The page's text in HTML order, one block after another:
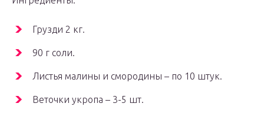
Грузди 2 кг.
90 г соли.
Листья малины и смородины – по 10 штук.
Веточки укропа – 3-5 шт.